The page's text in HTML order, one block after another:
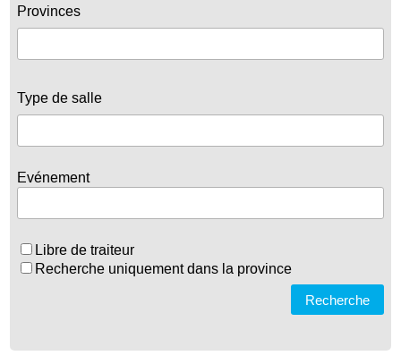
Provinces
Type de salle
Evénement
Libre de traiteur
Recherche uniquement dans la province
Recherche